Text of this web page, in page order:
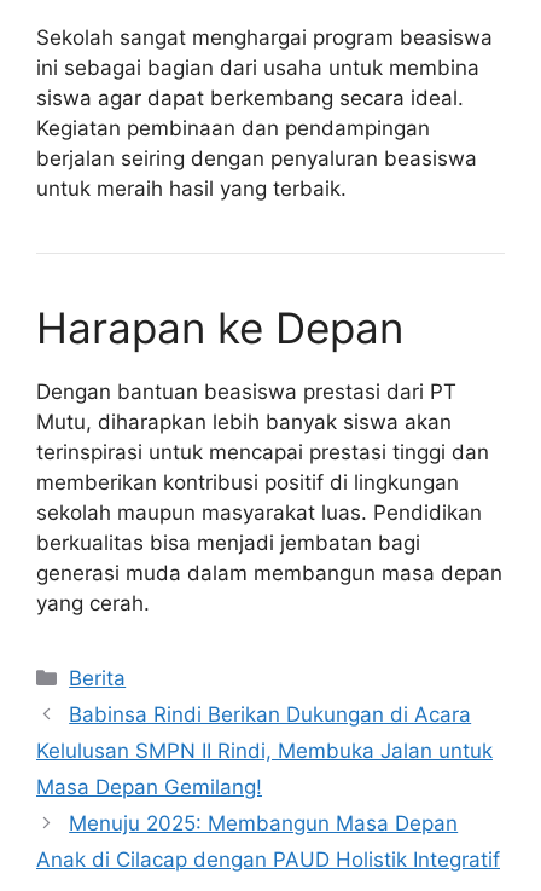
Sekolah sangat menghargai program beasiswa
ini sebagai bagian dari usaha untuk membina
siswa agar dapat berkembang secara ideal.
Kegiatan pembinaan dan pendampingan
berjalan seiring dengan penyaluran beasiswa
untuk meraih hasil yang terbaik.
Harapan ke Depan
Dengan bantuan beasiswa prestasi dari PT
Mutu, diharapkan lebih banyak siswa akan
terinspirasi untuk mencapai prestasi tinggi dan
memberikan kontribusi positif di lingkungan
sekolah maupun masyarakat luas. Pendidikan
berkualitas bisa menjadi jembatan bagi
generasi muda dalam membangun masa depan
yang cerah.
Kategori
Berita
Babinsa Rindi Berikan Dukungan di Acara
Kelulusan SMPN II Rindi, Membuka Jalan untuk
Masa Depan Gemilang!
Menuju 2025: Membangun Masa Depan
Anak di Cilacap dengan PAUD Holistik Integratif